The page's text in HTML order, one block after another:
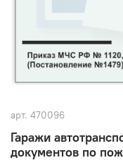
арт. 470096
Гаражи
документов по